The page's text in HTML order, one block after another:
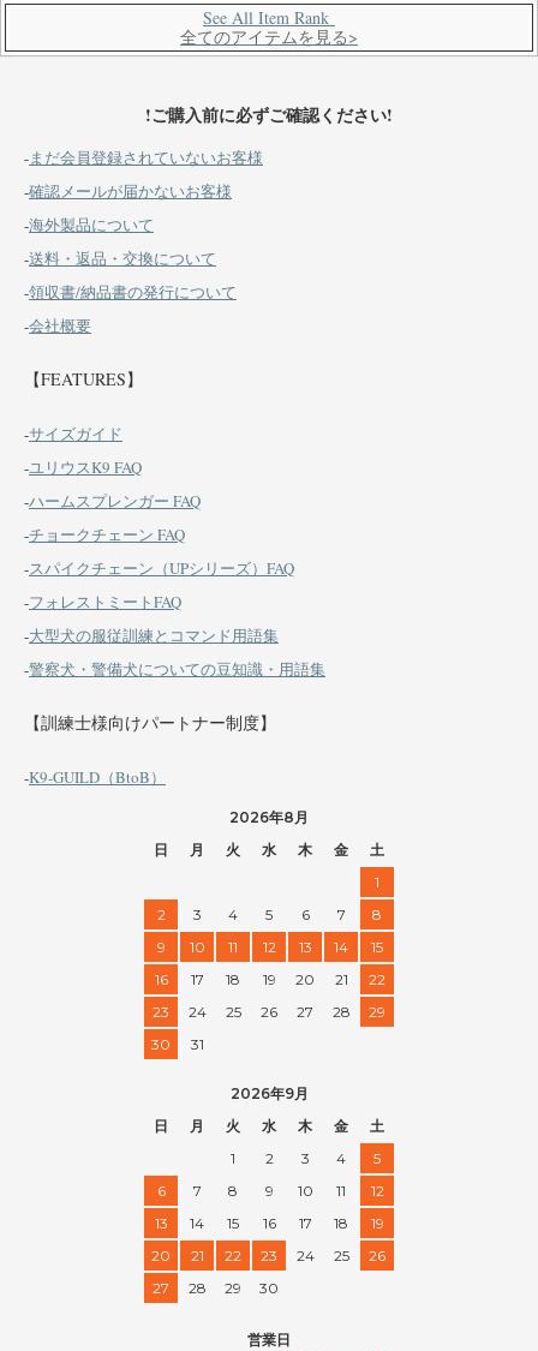
See All Item Rank
全てのアイテムを見る>
!ご購入前に必ずご確認ください!
-まだ会員登録されていないお客様
-確認メールが届かないお客様
-海外製品について
-送料・返品・交換について
-領収書/納品書の発行について
-会社概要
【FEATURES】
-サイズガイド
-ユリウスK9 FAQ
-ハームスプレンガー FAQ
-チョークチェーン FAQ
-スパイクチェーン（UPシリーズ）FAQ
-フォレストミートFAQ
-大型犬の服従訓練とコマンド用語集
-警察犬・警備犬についての豆知識・用語集
【訓練士様向けパートナー制度】
-K9-GUILD（BtoB）
2026年8月
日
月 火 水 木 金
土
1
2
3 4 5 6 7
8
9
10 11 12 13 14
15
16
17 18 19 20 21
22
23
24 25 26 27 28
29
30
31
2026年9月
日
月 火 水 木 金
土
1
2 3 4
5
6
7 8 9 10 11
12
13
14 15 16 17 18
19
20
21 22 23 24 25
26
27
28 29 30
営業日